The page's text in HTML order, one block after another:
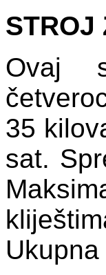
STROJ
Ovaj
35
sat.